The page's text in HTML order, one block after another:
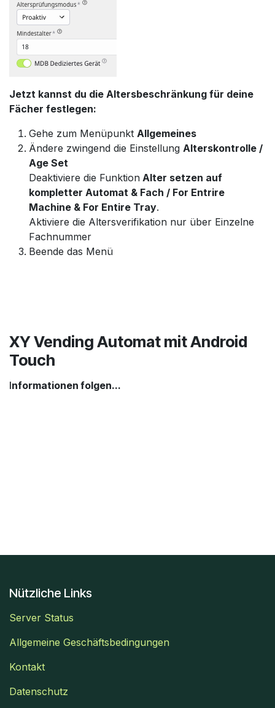
Jetzt kannst du die Altersbeschränkung für deine
Fächer festlegen:
Gehe zum Menüpunkt Allgemeines
Ändere zwingend die Einstellung Alterskontrolle /
Age Set
Deaktiviere die Funktion Alter setzen auf
kompletter Automat & Fach / For Entrire
Machine & For Entire Tray.
Aktiviere die Altersverifikation nur über Einzelne
Fachnummer
Beende das Menü
XY Vending Automat mit Android
Touch
Informationen folgen...
Nützliche Links
Server Status
Allgemeine Geschäftsbedingungen
Kontakt
Datenschutz